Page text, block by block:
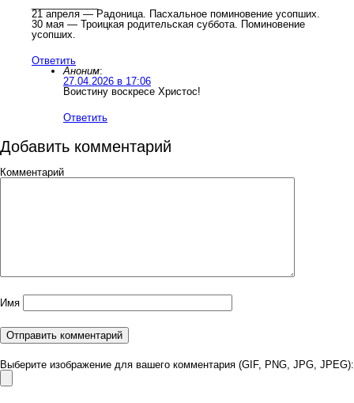
21 апреля — Радоница. Пасхальное поминовение усопших.
30 мая — Троицкая родительская суббота. Поминовение
усопших.
Ответить
Аноним:
27.04.2026 в 17:06
Воистину воскресе Христос!
Ответить
Добавить комментарий
Комментарий
Имя
Выберите изображение для вашего комментария (GIF, PNG, JPG, JPEG):